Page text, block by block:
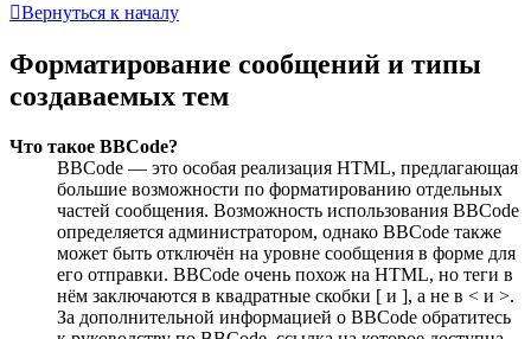
Вернуться к началу
Форматирование сообщений и типы
создаваемых тем
Что такое BBCode?
BBCode — это особая реализация HTML, предлагающая
большие возможности по форматированию отдельных
частей сообщения. Возможность использования BBCode
определяется администратором, однако BBCode также
может быть отключён на уровне сообщения в форме для
его отправки. BBCode очень похож на HTML, но теги в
нём заключаются в квадратные скобки [ и ], а не в < и >.
За дополнительной информацией о BBCode обратитесь